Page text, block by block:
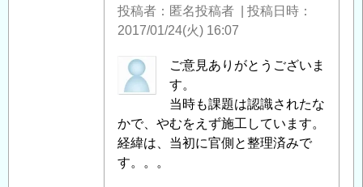
」
投稿者 匿名投稿者
投稿日時
2017/01/24(火) 16:07
匿
名
稿
者
に
ご意見ありがとうございま
す。
当時も課題は認識されたな
かで、やむをえず施工しています。
経緯は、当初に官側と整理済みで
す。。。